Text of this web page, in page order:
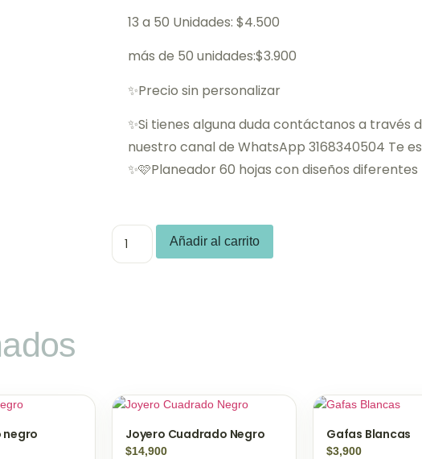
13 a 50 Unidades: $4.500
más de 50 unidades:$3.900
✨Precio sin personalizar
✨Si tienes alguna duda contáctanos a través
nuestro canal de WhatsApp 3168340504 Te
✨🩷Planeador 60 hojas con diseños diferentes
Añadir al carrito
negro Joyero Cuadrado Negro
$14,900
Gafas Blancas
$3,900